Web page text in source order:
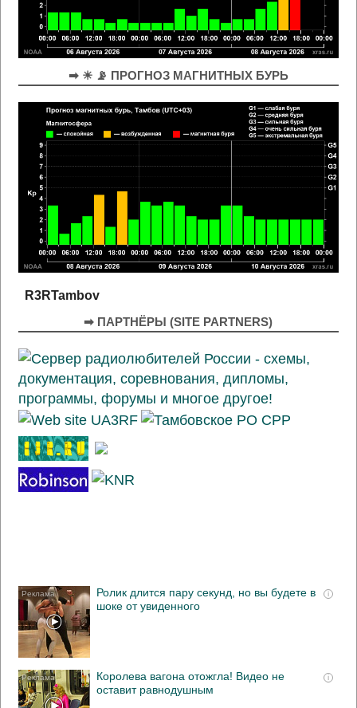
➡ ☀ 📡 ПРОГНОЗ МАГНИТНЫХ БУРЬ
R3RTambov
➡ ПАРТНЁРЫ (SITE PARTNERS)
i
Ролик длится пару секунд, но вы будете в
шоке от увиденного
i
Королева вагона отожгла! Видео не
оставит равнодушным